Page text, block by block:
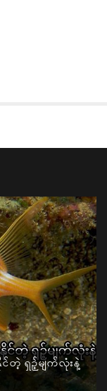
ရှဉ့်မျက်လုံးနဲ့